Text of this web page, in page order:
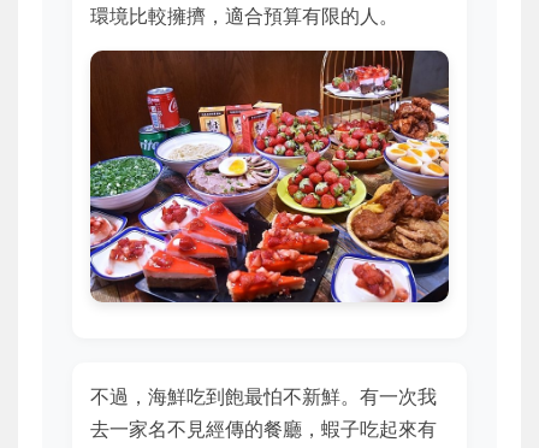
環境比較擁擠，適合預算有限的人。
不過，海鮮吃到飽最怕不新鮮。有一次我
去一家名不見經傳的餐廳，蝦子吃起來有